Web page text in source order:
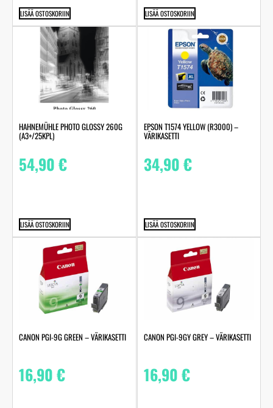
LISÄÄ OSTOSKORIIN LISÄÄ OSTOSKORIIN
HAHNEMÜHLE PHOTO GLOSSY 260G
(A3+/25KPL)
54,90€
LISÄÄ OSTOSKORIIN
EPSON T1574 YELLOW (R3000) –
VÄRIKASETTI
34,90€
LISÄÄ OSTOSKORIIN
CANON PGI-9G GREEN – VÄRIKASETTI
16,90€
CANON PGI-9GY GREY – VÄRIKASETTI
16,90€